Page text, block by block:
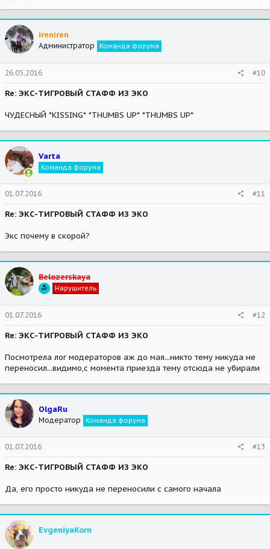
ireniren
Администратор Команда форума
26.05.2016 #10
Re: ЭКС-ТИГРОВЫЙ СТАФФ ИЗ ЭКО
ЧУДЕСНЫЙ *KISSING* *THUMBS UP* *THUMBS UP*
Varta
Команда форума
01.07.2016 #11
Re: ЭКС-ТИГРОВЫЙ СТАФФ ИЗ ЭКО
Экс почему в скорой?
Belozerskaya
Нарушитель
01.07.2016 #12
Re: ЭКС-ТИГРОВЫЙ СТАФФ ИЗ ЭКО
Посмотрела лог модераторов аж до мая...никто тему никуда не
переносил...видимо,с момента приезда тему отсюда не убирали
OlgaRu
Модератор Команда форума
01.07.2016 #13
Re: ЭКС-ТИГРОВЫЙ СТАФФ ИЗ ЭКО
Да, его просто никуда не переносили с самого начала
EvgeniyaKorn